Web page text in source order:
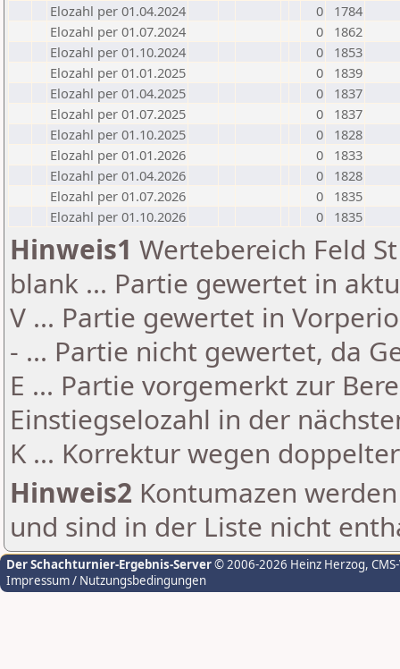
Elozahl per 01.04.2024
0
1784
Elozahl per 01.07.2024
0
1862
Elozahl per 01.10.2024
0
1853
Elozahl per 01.01.2025
0
1839
Elozahl per 01.04.2025
0
1837
Elozahl per 01.07.2025
0
1837
Elozahl per 01.10.2025
0
1828
Elozahl per 01.01.2026
0
1833
Elozahl per 01.04.2026
0
1828
Elozahl per 01.07.2026
0
1835
Elozahl per 01.10.2026
0 1835
Hinweis1 Wertebereich Feld
blank ... Partie gewertet in
V ... Partie gewertet in
- ... Partie nicht gewertet, da
E ... Partie vorgemerkt zur
Einstiegselozahl in der
K ... Korrektur wegen
Hinweis2 Kontumazen
und sind in der Liste nicht
Der Schachturnier-Ergebnis-Server© 2006-2026 Heinz Herzog,
Impressum / Nutzungsbedingungen